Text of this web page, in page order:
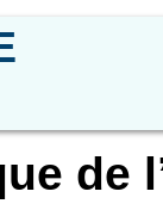
de